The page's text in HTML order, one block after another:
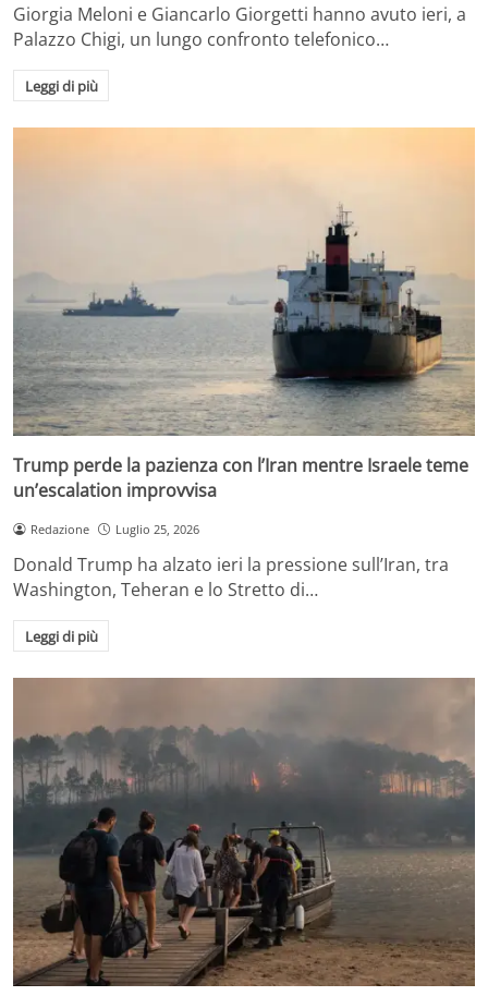
Giorgia Meloni e Giancarlo Giorgetti hanno avuto ieri, a
Palazzo Chigi, un lungo confronto telefonico…
Leggi di più
Trump perde la pazienza con l’Iran mentre Israele teme
un’escalation improvvisa
Redazione Luglio 25, 2026
Donald Trump ha alzato ieri la pressione sull’Iran, tra
Washington, Teheran e lo Stretto di…
Leggi di più